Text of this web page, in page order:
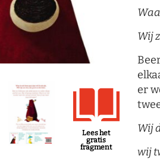
Lees het
gratis
fragment
Wij
er
Wij
wij